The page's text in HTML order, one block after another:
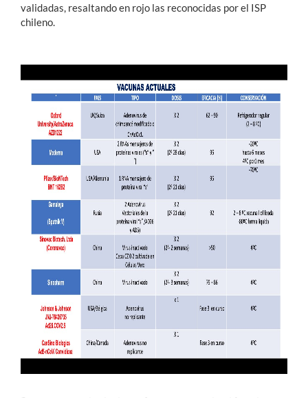
validadas, resaltando en rojo las reconocidas por el ISP
chileno.